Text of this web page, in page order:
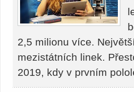
2,5 milionu více.
mezistátních linek.
2019, kdy v prvním